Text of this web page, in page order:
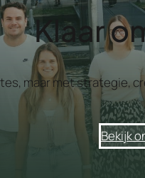
Klaar
maar met
Bekijk